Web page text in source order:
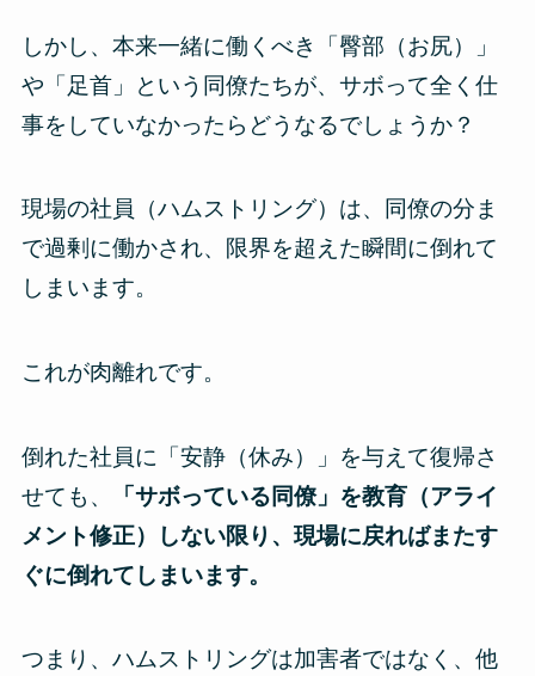
しかし、本来一緒に働くべき「臀部（お尻）」
や「足首」という同僚たちが、サボって全く仕
事をしていなかったらどうなるでしょうか？
現場の社員（ハムストリング）は、同僚の分ま
で過剰に働かされ、限界を超えた瞬間に倒れて
しまいます。
これが肉離れです。
倒れた社員に「安静（休み）」を与えて復帰さ
せても、
「サボっている同僚」を教育（アライ
メント修正）しない限り、現場に戻ればまたす
ぐに倒れてしまいます。
つまり、ハムストリングは加害者ではなく、他